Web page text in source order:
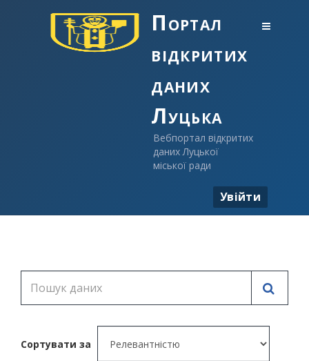
Портал
відкритих
даних
Луцька
Вебпортал відкритих
даних Луцької
міської ради
Увійти
Сортувати за